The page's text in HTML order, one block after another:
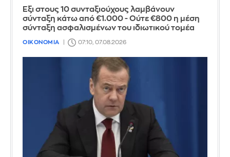
Έξι στους 10 συνταξιούχους λαμβάνουν
σύνταξη κάτω από €1.000 - Ούτε €800 η μέση
σύνταξη ασφαλισμένων του ιδιωτικού τομέα
ΟΙΚΟΝΟΜΙΑ 07:10, 07.08.2026